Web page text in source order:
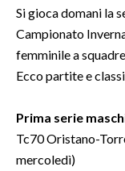
CULTURA
GOSSIP
SALUTE
SARDEGNA TURISMO
Si gioca domani la
Campionato
femminile a squadre.
Ecco partite e
Prima serie
Tc70 Oristano-
mercoledì)